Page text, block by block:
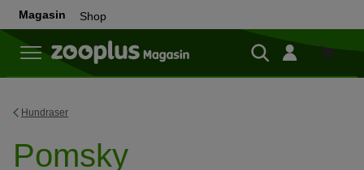
Magasin Shop
Shop
Hundraser
Pomsky